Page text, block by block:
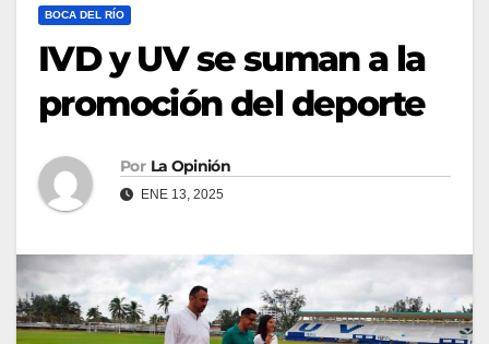
BOCA DEL RÍO
IVD y UV se suman a la
promoción del deporte
Por La Opinión
ENE 13, 2025